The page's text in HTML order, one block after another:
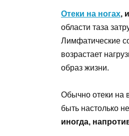
Отеки на ногах,
области таза
Лимфатические
возрастает
образ жизни.
Обычно отеки на
быть настолько
иногда,